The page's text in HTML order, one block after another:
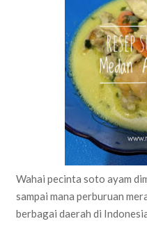
Wahai pecinta soto ayam
sampai mana perburuan
berbagai daerah di